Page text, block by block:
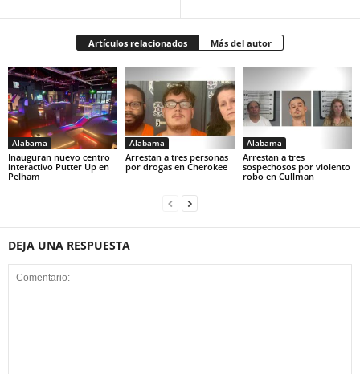
Artículos relacionados Más del autor
Alabama
Inauguran nuevo centro
interactivo Putter Up en
Pelham
Alabama
Arrestan a tres personas
por drogas en Cherokee
Alabama
Arrestan a tres
sospechosos por violento
robo en Cullman
DEJA UNA RESPUESTA